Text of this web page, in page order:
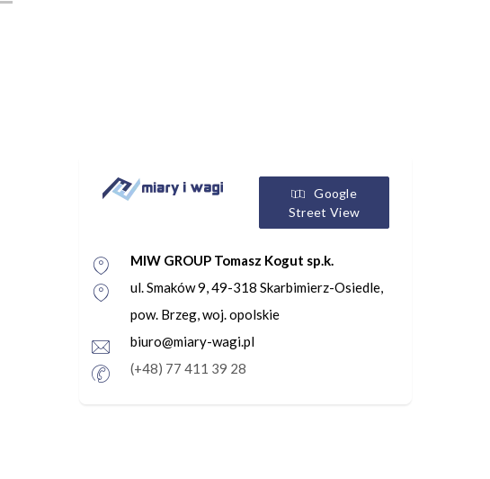
Google
Street View
MIW GROUP Tomasz Kogut sp.k.
ul. Smaków 9, 49-318 Skarbimierz-Osiedle,
pow. Brzeg, woj. opolskie
biuro@miary-wagi.pl
(+48) 77 411 39 28